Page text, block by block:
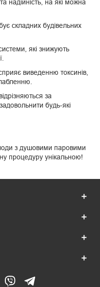
та надійність, на які можна
складних будівельних
які знижують
виведенню токсинів,
за
будь-які
з душовими паровими
процедуру унікальною!